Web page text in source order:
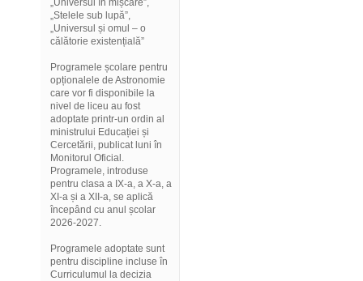
„Universul în mișcare”,
„Stelele sub lupă”,
„Universul și omul – o
călătorie existențială”
Programele școlare pentru
opționalele de Astronomie
care vor fi disponibile la
nivel de liceu au fost
adoptate printr-un ordin al
ministrului Educației și
Cercetării, publicat luni în
Monitorul Oficial.
Programele, introduse
pentru clasa a IX-a, a X-a, a
XI-a și a XII-a, se aplică
începând cu anul școlar
2026-2027.
Programele adoptate sunt
pentru discipline incluse în
Curriculumul la decizia